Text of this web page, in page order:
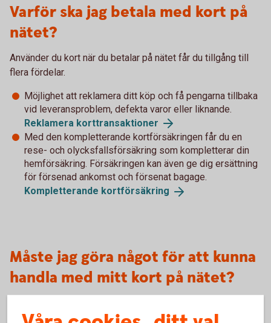
Varför ska jag betala med kort på
nätet?
Använder du kort när du betalar på nätet får du tillgång till
flera fördelar.
Möjlighet att reklamera ditt köp och få pengarna tillbaka
vid leveransproblem, defekta varor eller liknande.
Reklamera korttransaktioner
Med den kompletterande kortförsäkringen får du en
rese- och olycksfallsförsäkring som kompletterar din
hemförsäkring. Försäkringen kan även ge dig ersättning
för försenad ankomst och försenat bagage.
Kompletterande kortförsäkring
Måste jag göra något för att kunna
handla med mitt kort på nätet?